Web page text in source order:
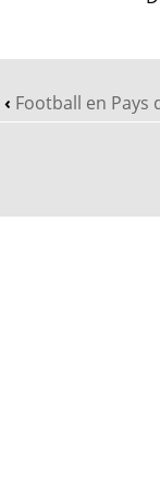
‹ Football en Pays